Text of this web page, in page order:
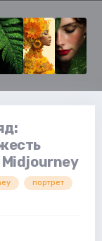
Midjourney
портрет